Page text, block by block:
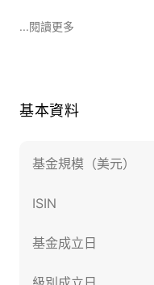
...閱讀更多
基本資料
基金規模（美元）
ISIN
基金成立日